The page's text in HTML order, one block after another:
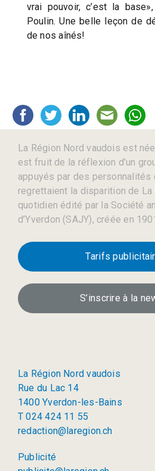
vrai pouvoir, c’est la
Poulin. Une belle leçon de
de nos aînés!
La Région Nord vaudois est
est fruit de la réflexion d’un
appuyés par des personnalités
regrettaient la disparition de
quotidien édité par la Société
d’Yverdon (SAJY), créée en
Tarifs
S’inscrire à la
La Région Nord vaudois
Rue du Lac 14
1400 Yverdon-les-Bains
T 024 424 11 55
redaction@laregion.ch
Publicité